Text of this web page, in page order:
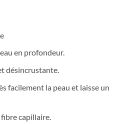
en profondeur.
désincrustante.
facilement la peau et laisse un
capillaire.